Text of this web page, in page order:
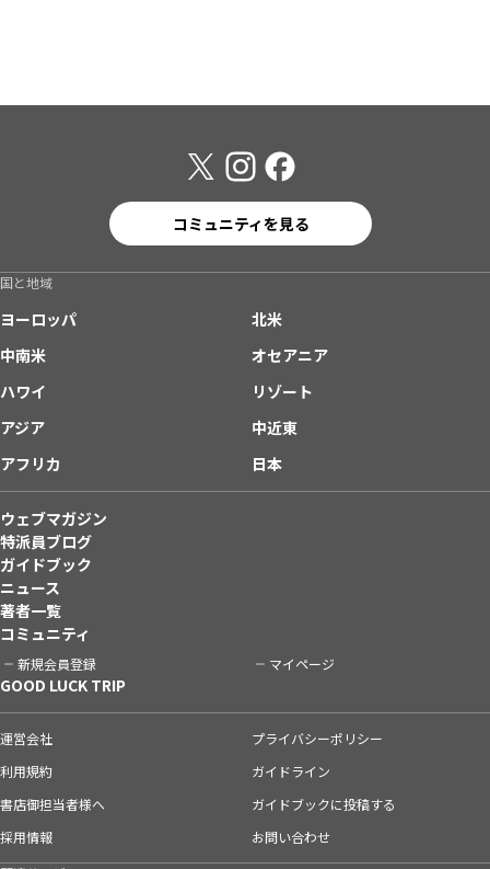
コミュニティを見る
国と地域
ヨーロッパ
北米
中南米
オセアニア
ハワイ
リゾート
アジア
中近東
アフリカ
日本
ウェブマガジン
特派員ブログ
ガイドブック
ニュース
著者一覧
コミュニティ
新規会員登録 マイページ
GOOD LUCK TRIP
運営会社
プライバシーポリシー
利用規約
ガイドライン
書店御担当者様へ
ガイドブックに投稿する
採用情報
お問い合わせ